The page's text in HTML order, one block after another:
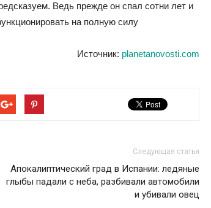
Ведь прежде он спал сотни лет и
на полную силу
Источник: planetanovosti.com
Следующая статья
Апокалиптический град в Испании: ледяные
глыбы падали с неба, разбивали автомобили
и убивали овец